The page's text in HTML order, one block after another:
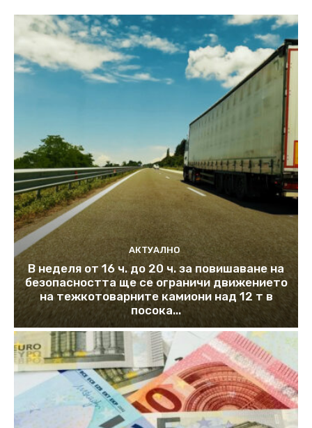
АКТУАЛНО
В неделя от 16 ч. до 20 ч. за повишаване на
безопасността ще се ограничи движението
на тежкотоварните камиони над 12 т в
посока...